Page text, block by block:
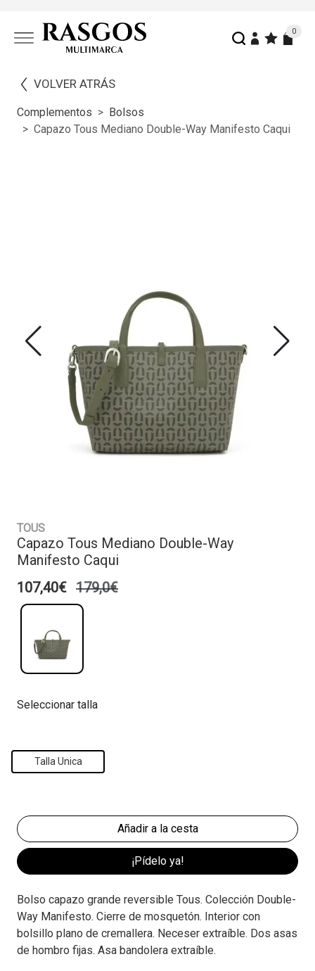
0
VOLVER ATRÁS
Complementos
Bolsos
Capazo Tous Mediano Double-Way Manifesto Caqui
TOUS
Capazo Tous Mediano Double-Way
Manifesto Caqui
107,40€ 179,0€
Seleccionar talla
Talla Unica
¡Pídelo ya!
Bolso capazo grande reversible Tous. Colección Double-
Way Manifesto. Cierre de mosquetón. Interior con
bolsillo plano de cremallera. Neceser extraíble. Dos asas
de hombro fijas. Asa bandolera extraíble.